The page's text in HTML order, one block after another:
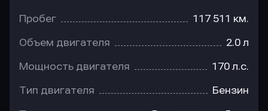
Пробег 117 511 км.
Объем двигателя 2.0 л
Мощность двигателя 170 л.с.
Тип двигателя Бензин